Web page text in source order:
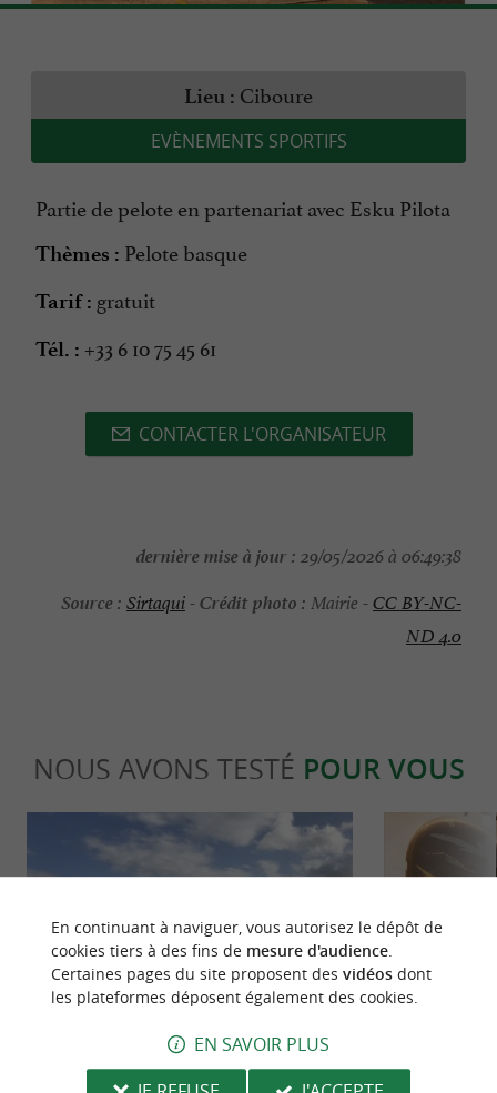
Lieu : Ciboure
EVÈNEMENTS SPORTIFS
Partie de pelote en partenariat avec Esku Pilota
Thèmes : Pelote basque
Tarif : gratuit
Tél. : +33 6 10 75 45 61
CONTACTER L'ORGANISATEUR
dernière mise à jour : 29/05/2026 à 06:49:38
Source : Sirtaqui-Crédit photo : Mairie -CC BY-NC-
ND 4.0
NOUS AVONS TESTÉ POUR VOUS
Sokoa Piscine & Spa, le spécialiste des
piscines à 10 minutes de Saint-Jean-de-
Détente Séjours /
En continuant à naviguer, vous autorisez le dépôt de
cookies tiers à des fins de mesure d'audience.
Certaines pages du site proposent des vidéosdont
les plateformes déposent également des cookies.
EN SAVOIR PLUS